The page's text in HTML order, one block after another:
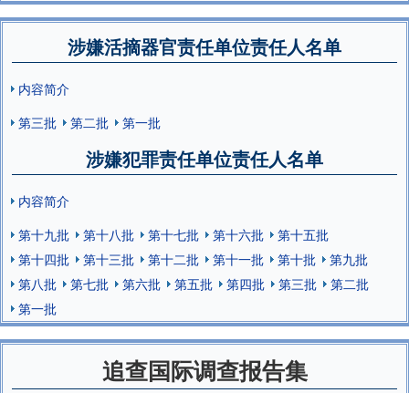
涉嫌活摘器官责任单位责任人名单
内容简介
第三批
第二批 第一批
涉嫌犯罪责任单位责任人名单
内容简介
第十九批
第十八批 第十七批 第十六批
第十五批
第十四批
第十三批 第十二批 第十一批 第十批
第九批
第八批
第七批 第六批 第五批 第四批 第三批
第二批
第一批
追查国际调查报告集